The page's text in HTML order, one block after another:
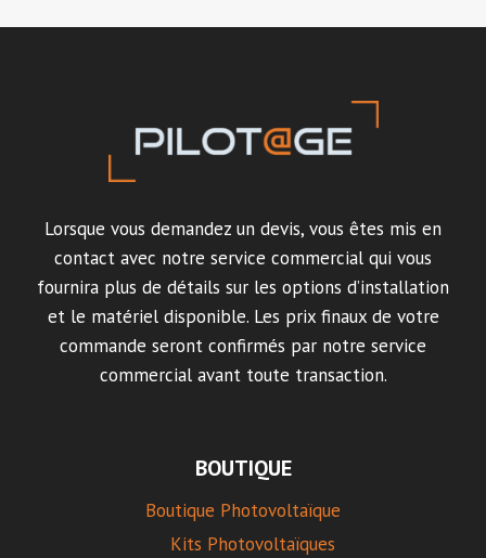
Lorsque vous demandez un devis, vous êtes mis en
contact avec notre service commercial qui vous
fournira plus de détails sur les options d’installation
et le matériel disponible. Les prix finaux de votre
commande seront confirmés par notre service
commercial avant toute transaction.
BOUTIQUE
Boutique Photovoltaïque
Kits Photovoltaïques